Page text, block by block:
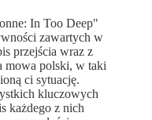
In Too Deep"
zawartych w
przejścia wraz z
mowa polski, w taki
ci sytuację.
kluczowych
każdego z nich